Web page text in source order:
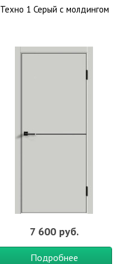
Техно 1 Серый с молдингом
7 600 руб.
Подробнее